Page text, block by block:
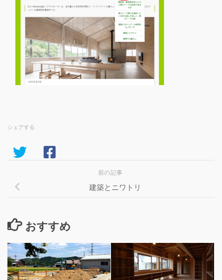
シェアする
前の記事
建築とニワトリ
おすすめ